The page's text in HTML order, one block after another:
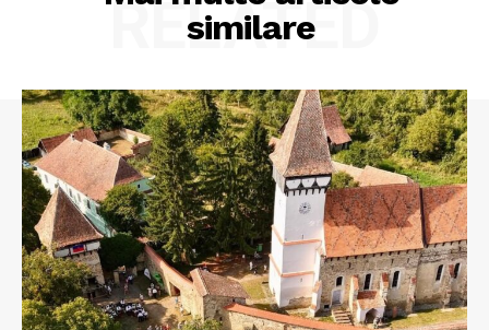
similare
RELATED